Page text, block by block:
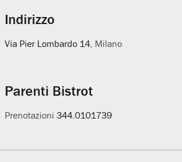
Indirizzo
Via Pier Lombardo 14, Milano
Parenti Bistrot
Prenotazioni 344.0101739